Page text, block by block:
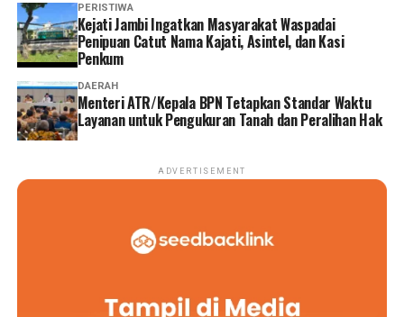
PERISTIWA
‎Kejati Jambi Ingatkan Masyarakat Waspadai
Penipuan Catut Nama Kajati, Asintel, dan Kasi
Penkum
DAERAH
Menteri ATR/Kepala BPN Tetapkan Standar Waktu
Layanan untuk Pengukuran Tanah dan Peralihan Hak
ADVERTISEMENT